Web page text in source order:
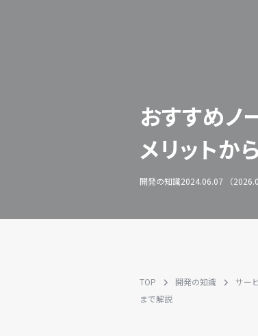
おすすめノ
メリットか
開発の知識2024.06.07 （
TOP 開発の知識 サー
まで解説